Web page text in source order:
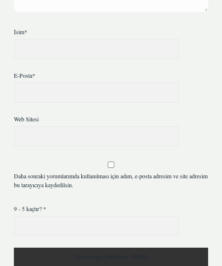
İsim*
E-Posta*
Web Sitesi
Daha sonraki yorumlarımda kullanılması için adım, e-posta adresim ve site adresim
bu tarayıcıya kaydedilsin.
9 - 5 kaçtır? *